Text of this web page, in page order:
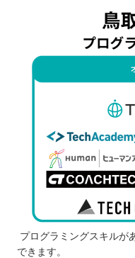
プログラミングスキルが
できます。